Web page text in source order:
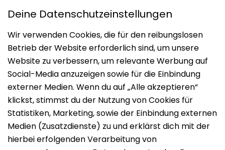
Impressum
Datenschutz
Nutzungsbedingungen